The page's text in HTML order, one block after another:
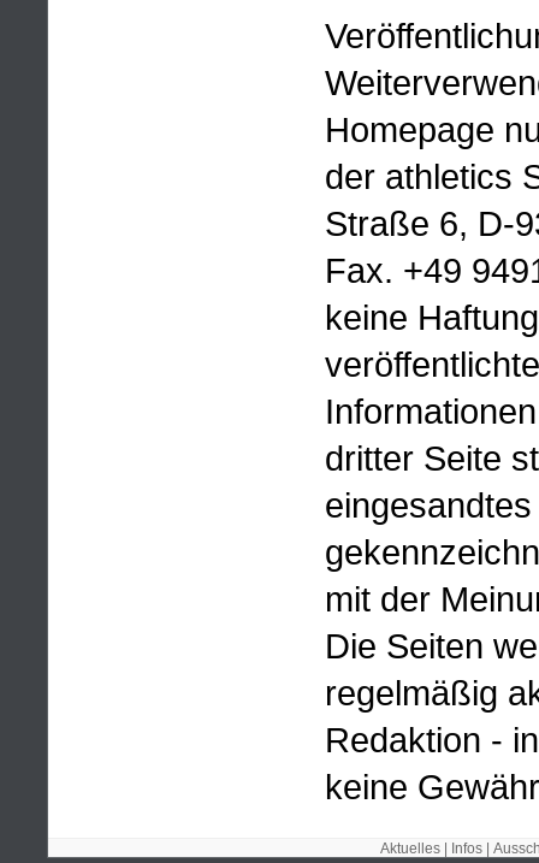
Homepage
der athletics
Straße 6, D-
Fax. +49
keine
dritter Seite
mit der
Die Seiten
regelmäßig
Redaktion -
keine
Aktuelles | Infos |